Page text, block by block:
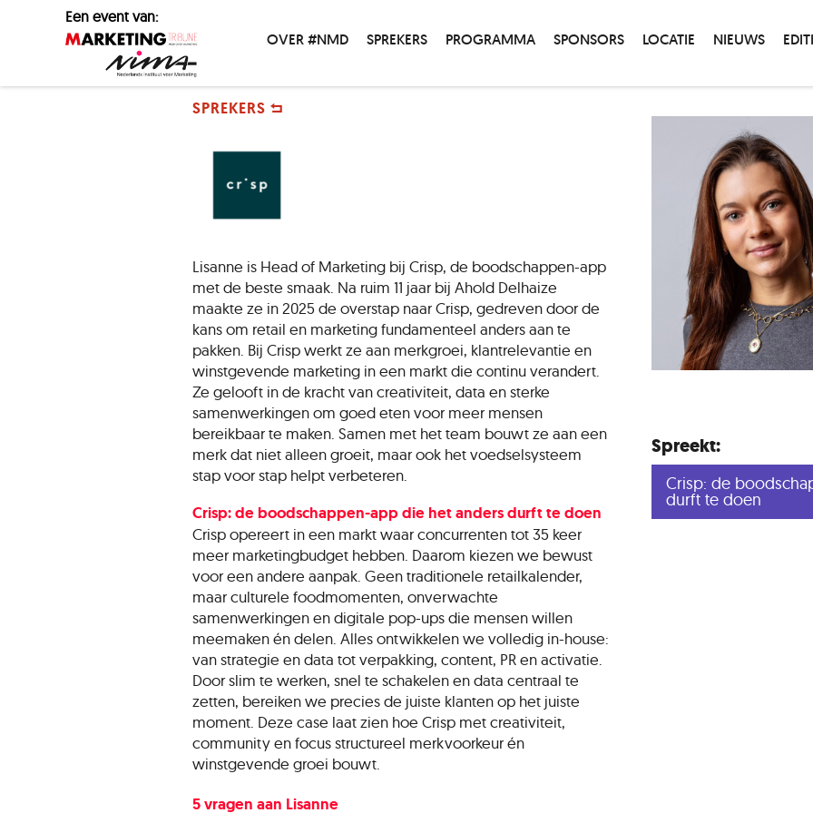
Een event van:
OVER #NMD SPREKERS PROGRAMMA SPONSORS LOCATIE NIEUWS
SPREKERS
Lisanne is Head of Marketing bij Crisp, de boodschappen-app
met de beste smaak. Na ruim 11 jaar bij Ahold Delhaize
maakte ze in 2025 de overstap naar Crisp, gedreven door de
kans om retail en marketing fundamenteel anders aan te
pakken. Bij Crisp werkt ze aan merkgroei, klantrelevantie en
winstgevende marketing in een markt die continu verandert.
Ze gelooft in de kracht van creativiteit, data en sterke
samenwerkingen om goed eten voor meer mensen
bereikbaar te maken. Samen met het team bouwt ze aan een
merk dat niet alleen groeit, maar ook het voedselsysteem
stap voor stap helpt verbeteren.
Crisp: de boodschappen-app die het anders durft te doen
Crisp opereert in een markt waar concurrenten tot 35 keer
meer marketingbudget hebben. Daarom kiezen we bewust
voor een andere aanpak. Geen traditionele retailkalender,
maar culturele foodmomenten, onverwachte
samenwerkingen en digitale pop-ups die mensen willen
meemaken én delen. Alles ontwikkelen we volledig in-house:
van strategie en data tot verpakking, content, PR en activatie.
Door slim te werken, snel te schakelen en data centraal te
zetten, bereiken we precies de juiste klanten op het juiste
moment. Deze case laat zien hoe Crisp met creativiteit,
community en focus structureel merkvoorkeur én
winstgevende groei bouwt.
5 vragen aan Lisanne
Spreekt:
Crisp: de
durft te doen